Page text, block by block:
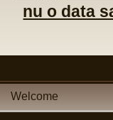
nu o data
Welcome